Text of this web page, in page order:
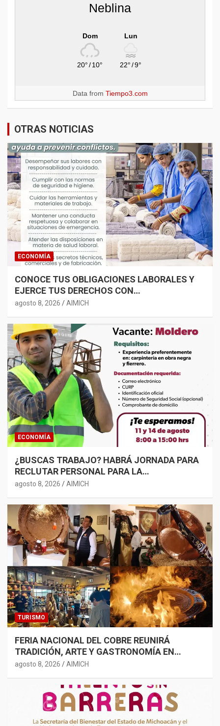
Neblina
Dom
20°/10°
Lun
22°/9°
Data from Tiempo3.com
OTRAS NOTICIAS
ECONOMÍA
CONOCE TUS OBLIGACIONES LABORALES Y
EJERCE TUS DERECHOS CON
RESPONSABILIDAD
agosto 8, 2026 AIMICH
ECONOMÍA
¿BUSCAS TRABAJO? HABRÁ JORNADA PARA
RECLUTAR PERSONAL PARA LA
CONSTRUCCIÓN EN MORELIA
agosto 8, 2026 AIMICH
TURISMO
FERIA NACIONAL DEL COBRE REUNIRÁ
TRADICIÓN, ARTE Y GASTRONOMÍA EN
SANTA CLARA
agosto 8, 2026 AIMICH